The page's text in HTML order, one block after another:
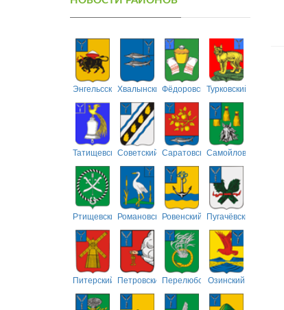
ЭнгельсскийХвалынскийФёдоровскийТурковский
ТатищевскийСоветский СаратовскийСамойловский
РтищевскийРомановскийРовенский Пугачёвский
Питерский ПетровскийПерелюбскийОзинский